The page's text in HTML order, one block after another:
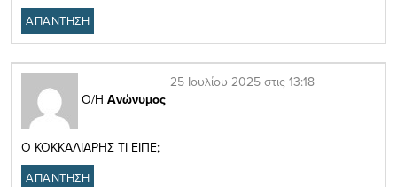
ΑΠΑΝΤΗΣΗ
Ο/Η Ανώνυμος
25 Ιουλίου 2025 στις 13:18
O ΚΟΚΚΑΛΙΑΡΗΣ ΤΙ ΕΙΠΕ;
ΑΠΑΝΤΗΣΗ